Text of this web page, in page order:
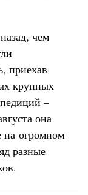
чем
приехав
крупных
–
она
на огромном
разные